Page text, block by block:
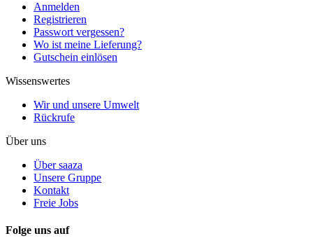
Anmelden
Registrieren
Passwort vergessen?
Wo ist meine Lieferung?
Gutschein einlösen
Wissenswertes
Wir und unsere Umwelt
Rückrufe
Über uns
Über saaza
Unsere Gruppe
Kontakt
Freie Jobs
Folge uns auf